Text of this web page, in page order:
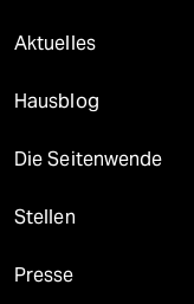
Aktuelles
Hausblog
Die Seitenwende
Stellen
Presse